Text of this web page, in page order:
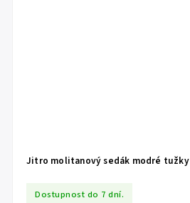
Jitro molitanový sedák modré tužky
Dostupnost do 7 dní.